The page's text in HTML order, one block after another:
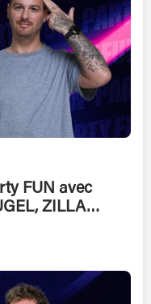
FUN avec
ZILLA…